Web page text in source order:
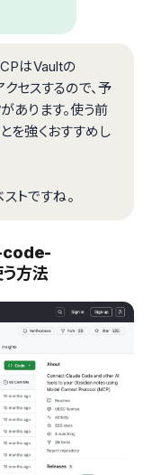
はVaultの
セスするので、予
あります。使う前
を強くおすすめし
トですね。
方法